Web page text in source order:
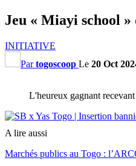
Jeu « Miayi school
INITIATIVE
Partogoscoop Le 20 Oct
L'heureux gagnant
A lire aussi
Marchés publics au Togo :